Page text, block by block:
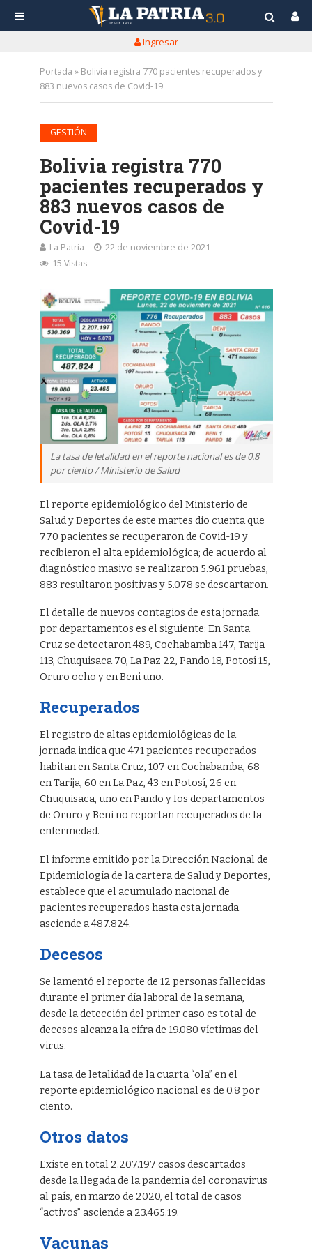
Ingresar
Portada » Bolivia registra 770 pacientes recuperados y
883 nuevos casos de Covid-19
GESTIÓN
Bolivia registra 770
pacientes recuperados y
883 nuevos casos de
Covid-19
La Patria
22 de noviembre de 2021
15 Vistas
La tasa de letalidad en el reporte nacional es de 0.8
por ciento / Ministerio de Salud
El reporte epidemiológico del Ministerio de
Salud y Deportes de este martes dio cuenta que
770 pacientes se recuperaron de Covid-19 y
recibieron el alta epidemiológica; de acuerdo al
diagnóstico masivo se realizaron 5.961 pruebas,
883 resultaron positivas y 5.078 se descartaron.
El detalle de nuevos contagios de esta jornada
por departamentos es el siguiente: En Santa
Cruz se detectaron 489, Cochabamba 147, Tarija
113, Chuquisaca 70, La Paz 22, Pando 18, Potosí 15,
Oruro ocho y en Beni uno.
Recuperados
El registro de altas epidemiológicas de la
jornada indica que 471 pacientes recuperados
habitan en Santa Cruz, 107 en Cochabamba, 68
en Tarija, 60 en La Paz, 43 en Potosí, 26 en
Chuquisaca, uno en Pando y los departamentos
de Oruro y Beni no reportan recuperados de la
enfermedad.
El informe emitido por la Dirección Nacional de
Epidemiología de la cartera de Salud y Deportes,
establece que el acumulado nacional de
pacientes recuperados hasta esta jornada
asciende a 487.824.
Decesos
Se lamentó el reporte de 12 personas fallecidas
durante el primer día laboral de la semana,
desde la detección del primer caso es total de
decesos alcanza la cifra de 19.080 víctimas del
virus.
La tasa de letalidad de la cuarta “ola” en el
reporte epidemiológico nacional es de 0.8 por
ciento.
Otros datos
Existe en total 2.207.197 casos descartados
desde la llegada de la pandemia del coronavirus
al país, en marzo de 2020, el total de casos
“activos” asciende a 23.465.19.
Vacunas